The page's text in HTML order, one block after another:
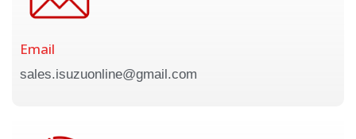
Email
sales.isuzuonline@gmail.com